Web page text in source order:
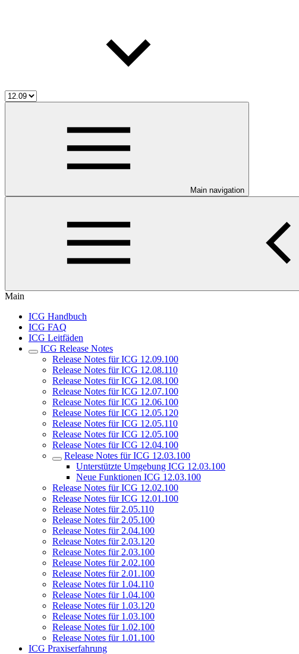
Main navigation
Main
ICG Handbuch
ICG FAQ
ICG Leitfäden
ICG Release Notes
Release Notes für ICG 12.09.100
Release Notes für ICG 12.08.110
Release Notes für ICG 12.08.100
Release Notes für ICG 12.07.100
Release Notes für ICG 12.06.100
Release Notes für ICG 12.05.120
Release Notes für ICG 12.05.110
Release Notes für ICG 12.05.100
Release Notes für ICG 12.04.100
Release Notes für ICG 12.03.100
Unterstützte Umgebung ICG 12.03.100
Neue Funktionen ICG 12.03.100
Release Notes für ICG 12.02.100
Release Notes für ICG 12.01.100
Release Notes für 2.05.110
Release Notes für 2.05.100
Release Notes für 2.04.100
Release Notes für 2.03.120
Release Notes für 2.03.100
Release Notes für 2.02.100
Release Notes für 2.01.100
Release Notes für 1.04.110
Release Notes für 1.04.100
Release Notes für 1.03.120
Release Notes für 1.03.100
Release Notes für 1.02.100
Release Notes für 1.01.100
ICG Praxiserfahrung